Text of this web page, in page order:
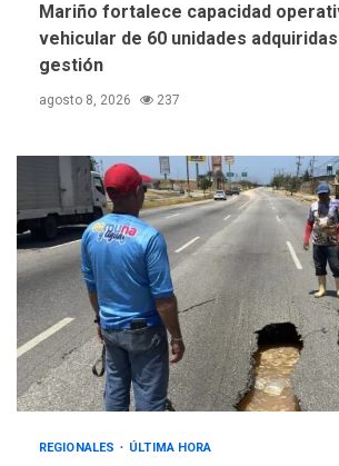
Mariño fortalece capacidad
vehicular de 60 unidades
gestión
agosto 8, 2026 237
REGIONALES ÚLTIMA HORA